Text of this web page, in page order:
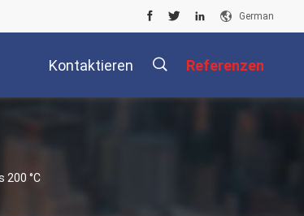
German
Kontaktieren Referenzen
200 °C